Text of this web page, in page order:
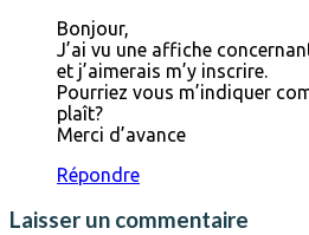
Bonjour,
J’ai vu une affiche
et j’aimerais m’y inscrire.
Pourriez vous m’indiquer
plaît?
Merci d’avance
Répondre
Laisser un commentaire